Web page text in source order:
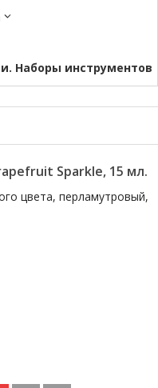
Наборы инструментов
Sparkle, 15 мл.
цвета, перламутровый,